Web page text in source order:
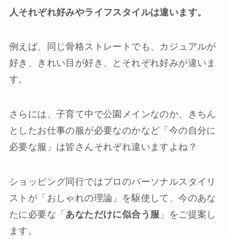
人それぞれ好みやライフスタイルは違います。
例えば、同じ骨格ストレートでも、カジュアルが
好き、きれい目が好き、とそれぞれ好みが違いま
す。
さらには、子育て中で公園メインなのか、きちん
としたお仕事の服が必要なのかなど「今の自分に
必要な服」は皆さんそれぞれ違いますよね？
ショッピング同行ではプロのパーソナルスタイリ
ストが「おしゃれの理論」を駆使して、今のあな
たに必要な「 あなただけに似合う服 」をご提案し
ます。